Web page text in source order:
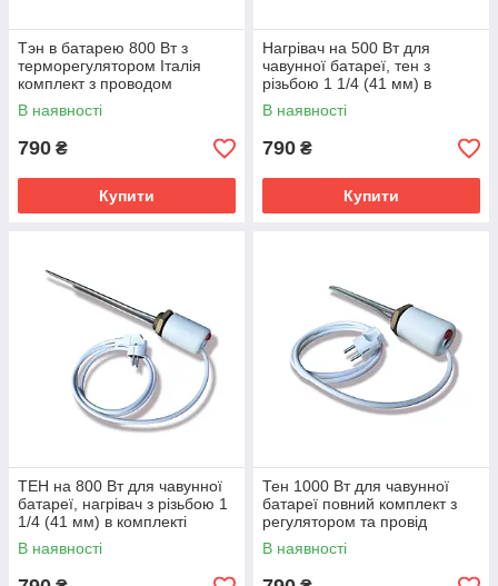
Тэн в батарею 800 Вт з
терморегулятором Італія
комплект з проводом
В наявності
790 ₴
Купити
Нагрівач на 500 Вт для
чавунної батареї, тен з
різьбою 1 1/4 (41 мм) в
комплекті регулятор і провід
В наявності
790 ₴
Купити
ТЕН на 800 Вт для чавунної
батареї, нагрівач з різьбою 1
1/4 (41 мм) в комплекті
регулятор та провід
В наявності
Тен 1000 Вт для чавунної
батареї повний комплект з
регулятором та провід
В наявності